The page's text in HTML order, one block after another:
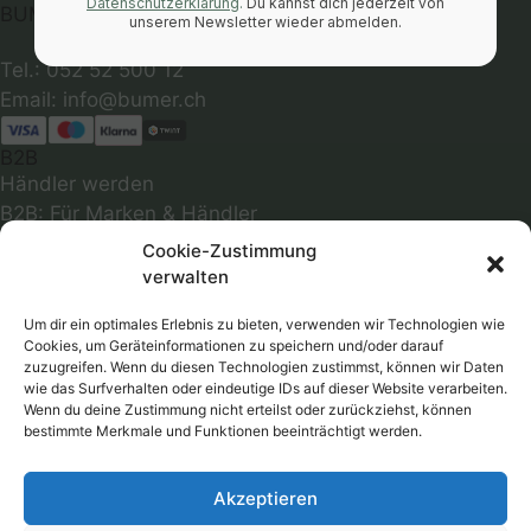
Cookie-Zustimmung
verwalten
Um dir ein optimales Erlebnis zu bieten, verwenden wir Technologien wie
Cookies, um Geräteinformationen zu speichern und/oder darauf
zuzugreifen. Wenn du diesen Technologien zustimmst, können wir Daten
wie das Surfverhalten oder eindeutige IDs auf dieser Website verarbeiten.
Wenn du deine Zustimmung nicht erteilst oder zurückziehst, können
bestimmte Merkmale und Funktionen beeinträchtigt werden.
Akzeptieren
BUMER CH
Tel.: 052 52 500 12
Händler werden
B2B: Für Marken & Händler
INFOS
Optimale Passform
Infos zu Materialien
Farbmuster
Versandkosten
Follow
unserem Newsletter wieder abmelden.